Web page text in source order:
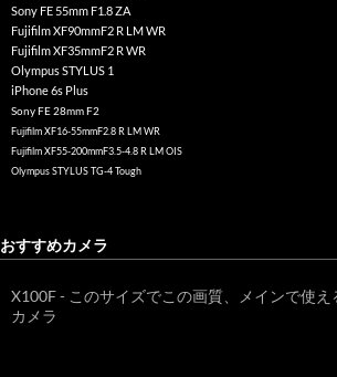
Sony FE 55mm F1.8 ZA
Fujifilm XF90mmF2 R LM WR
Fujifilm XF35mmF2 R WR
Olympus STYLUS 1
iPhone 6s Plus
Sony FE 28mm F2
Fujifilm XF16-55mmF2.8 R LM WR
Fujifilm XF55-200mmF3.5-4.8 R LM OIS
Olympus STYLUS TG-4 Tough
おすすめカメラ
X100F - このサイズでこの画質、メインで使え
カメラ